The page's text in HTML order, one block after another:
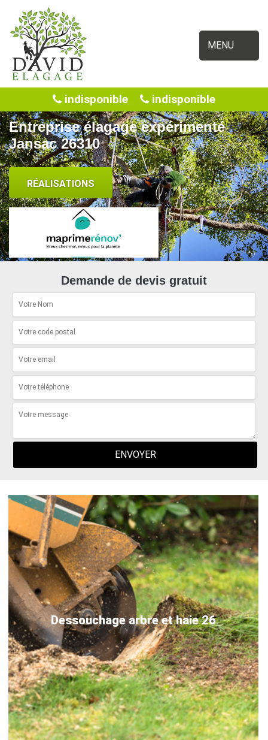
MENU
indisponible indisponible
Entreprise élagage expérimenté
Jansac 26310
RÉALISATIONS
Demande de devis gratuit
Dessouchage arbre et haie 26